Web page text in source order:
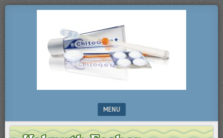
FOCKEN
BIOTECHNIK
MENU
SKIP TO CONTENT